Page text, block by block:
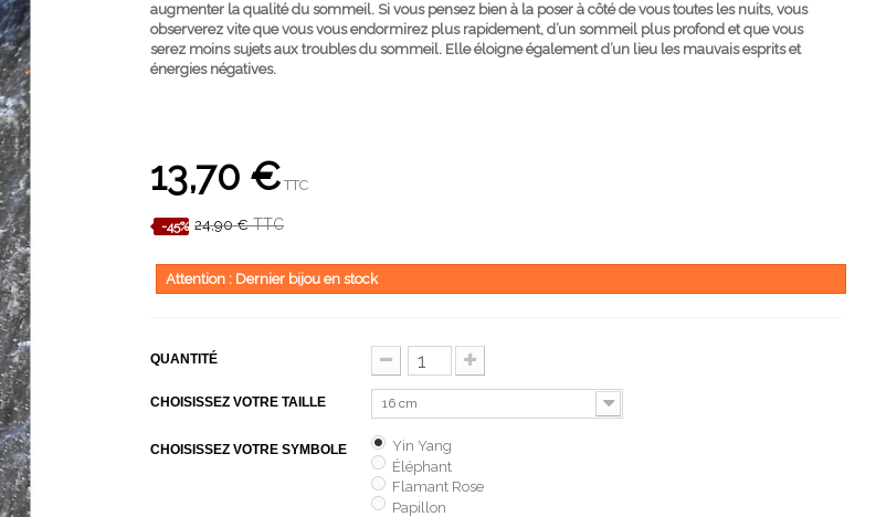
augmenter la qualité du sommeil. Si vous pensez bien à la poser à côté de vous toutes les nuits, vous
observerez vite que vous vous endormirez plus rapidement, d’un sommeil plus profond et que vous
serez moins sujets aux troubles du sommeil. Elle éloigne également d’un lieu les mauvais esprits et
énergies négatives.
13,70 €TTC
-45% 24,90 €TTC
Attention : Dernier bijou en stock
QUANTITÉ
CHOISISSEZ VOTRE TAILLE 16 cm
CHOISISSEZ VOTRE SYMBOLE
Yin Yang
Éléphant
Flamant Rose
Papillon